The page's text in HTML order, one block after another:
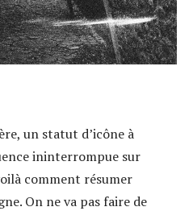
un statut d’icône à
ininterrompue sur
comment résumer
On ne va pas faire de